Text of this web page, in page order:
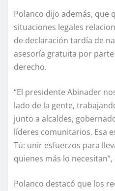
Polanco dijo además, que
situaciones legales
de declaración tardía de
asesoría gratuita por
derecho.
“El presidente Abinader
lado de la gente,
junto a alcaldes,
líderes comunitarios. Esa
Tú: unir esfuerzos para
quienes más lo necesitan”,
Polanco destacó que los